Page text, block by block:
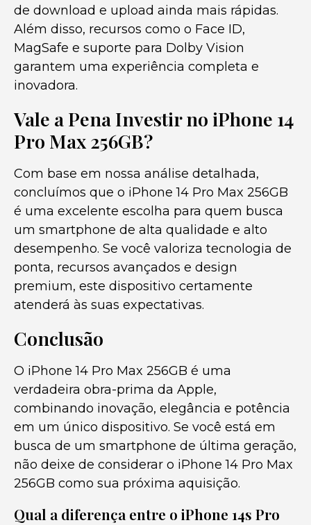
de download e upload ainda mais rápidas.
Além disso, recursos como o Face ID,
MagSafe e suporte para Dolby Vision
garantem uma experiência completa e
inovadora.
Vale a Pena Investir no iPhone 14
Pro Max 256GB?
Com base em nossa análise detalhada,
concluímos que o iPhone 14 Pro Max 256GB
é uma excelente escolha para quem busca
um smartphone de alta qualidade e alto
desempenho. Se você valoriza tecnologia de
ponta, recursos avançados e design
premium, este dispositivo certamente
atenderá às suas expectativas.
Conclusão
O iPhone 14 Pro Max 256GB é uma
verdadeira obra-prima da Apple,
combinando inovação, elegância e potência
em um único dispositivo. Se você está em
busca de um smartphone de última geração,
não deixe de considerar o iPhone 14 Pro Max
256GB como sua próxima aquisição.
Qual a diferença entre o iPhone 14s Pro